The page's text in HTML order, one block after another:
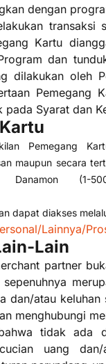
dengan
transaksi
Kartu
dan
dilakukan oleh
Pemegang
pada Syarat dan
Pemegang
maupun secara
(1-
dapat diakses
Lainnya/
Lain
partner
dan/atau
menghubungi
tidak
uang